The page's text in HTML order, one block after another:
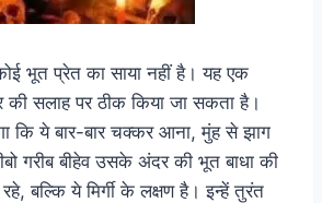
कोई भूत प्रेत का साया नहीं है। यह एक
की सलाह पर ठीक किया जा सकता है।
कि ये बार-बार चक्कर आना, मुंह से झाग
गरीब बीहेव उसके अंदर की भूत बाधा की
बल्कि ये मिर्गी के लक्षण है। इन्हें तुरंत